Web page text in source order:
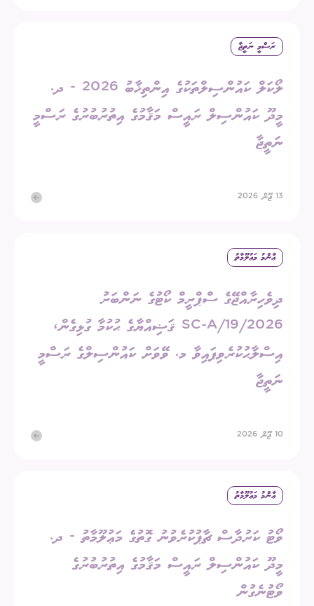
ރަސްމީ ނަތީޖާ
ލޯކަލް ކައުންސިލްތަކުގެ އިންތިޚާބު 2026 - ދ.
މީދޫ ކައުންސިލް ރައީސް މަޤާމުގެ އިތުރުބުރުގެ ރަސްމީ
ނަތީޖާ
13 ޖޫން 2026
ޢާންމު މަޢުލޫމާތު
ދިވެހިރާއްޖޭގެ ސްޕްރީމް ކޯޓުގެ ނަންބަރު
2026/SC-A/19 ޤަޟިއްޔާގެ ޙުކުމާ ގުޅިގެން،
އިސްލާޙުކުރެވިފައިވާ މ. ވޭވަށް ކައުންސިލްގެ ރަސްމީ
ނަތީޖާ
10 ޖޫން 2026
ޢާންމު މަޢުލޫމާތު
ވޯޓު ކަރުދާސް ޗާޕުކުރެވުނު ގޮތުގެ މަޢުލޫމާތު - ދ.
މީދޫ ކައުންސިލް ރައީސް މަޤާމުގެ އިތުރުބުރުގެ
ވޯޓުނެގުން